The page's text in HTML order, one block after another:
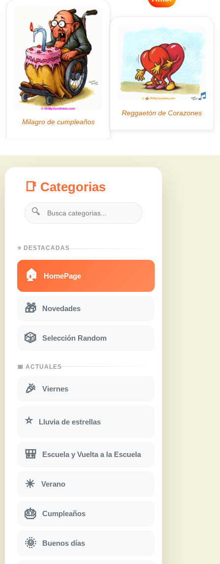
📑 Categorias
🔍
⭐ DESTACADAS
🏠 HomePage
🎁 Novedades
🎲 Selección Random
📅 ACTUALES
🎉 Viernes
⭐ Lluvia de estrellas
🎒 Escuela y Vuelta a la Escuela
☀ Verano
🎂 Cumpleaños
🌞 Buenos días